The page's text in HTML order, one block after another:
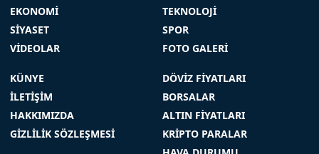
EKONOMİ
SİYASET
VİDEOLAR
TEKNOLOJİ
SPOR
FOTO GALERİ
KÜNYE
İLETİŞİM
HAKKIMIZDA
GİZLİLİK SÖZLEŞMESİ
DÖVİZ FİYATLARI
BORSALAR
ALTIN FİYATLARI
KRİPTO PARALAR